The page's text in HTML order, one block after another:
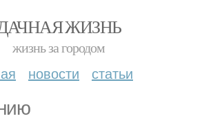
ЖИЗНЬ
жизнь за городом
новости статьи